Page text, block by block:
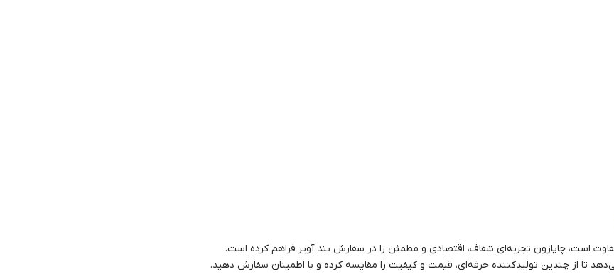
است، چاپازون تجربه‌ای شفاف، اقتصادی و مطمئن را در سفارش بند آویز فراهم کرده است.
تا از چندین تولیدکننده حرفه‌ای، قیمت و کیفیت را مقایسه کرده و با اطمینان سفارش دهید.